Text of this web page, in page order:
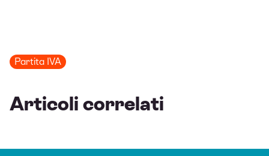
Partita IVA
Articoli correlati